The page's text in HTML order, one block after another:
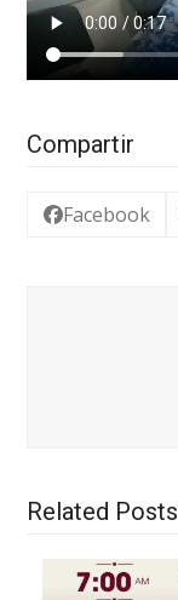
Compartir
Facebook
Related Posts